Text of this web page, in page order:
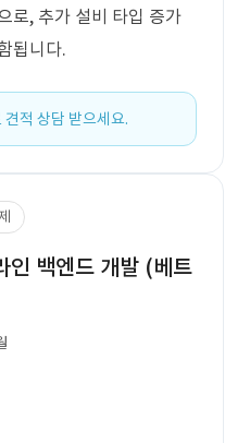
로, 추가 설비 타입 증가
됩니다.
견적 상담 받으세요.
인 백엔드 개발 (베트